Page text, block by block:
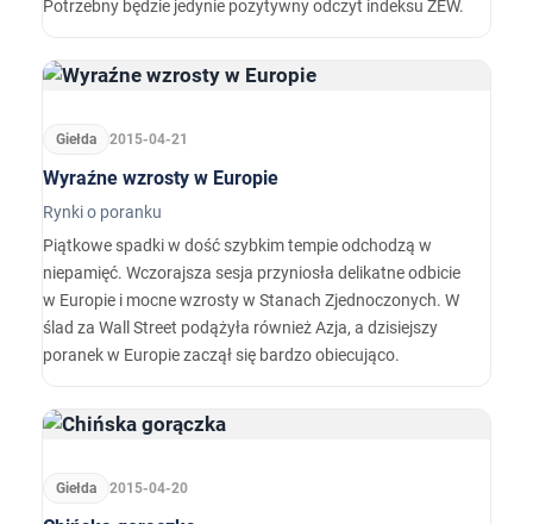
Potrzebny będzie jedynie pozytywny odczyt indeksu ZEW.
Giełda 2015-04-21
Wyraźne wzrosty w Europie
Rynki o poranku
Piątkowe spadki w dość szybkim tempie odchodzą w
niepamięć. Wczorajsza sesja przyniosła delikatne odbicie
w Europie i mocne wzrosty w Stanach Zjednoczonych. W
ślad za Wall Street podążyła również Azja, a dzisiejszy
poranek w Europie zaczął się bardzo obiecująco.
Giełda 2015-04-20